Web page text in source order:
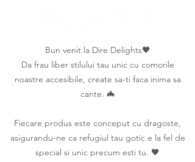
Bun venit la Dire Delights🖤
Da frau liber stilului tau unic cu comorile
noastre accesibile, create sa-ti faca inima sa
cante. 🦇
Fiecare produs este conceput cu dragoste,
asigurandu-ne ca refugiul tau gotic e la fel de
special si unic precum esti tu. 🖤